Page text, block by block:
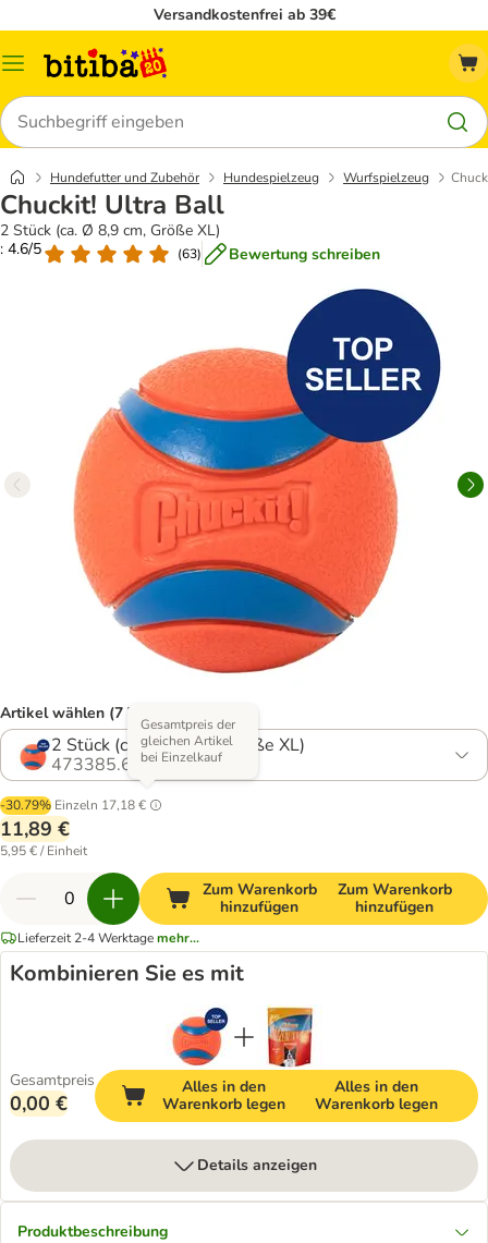
Versandkostenfrei ab 39€
Menü
Suchen
Hundefutter und Zubehör Hundespielzeug Wurfspielzeug
Chuckit! Ultra Ball
2 Stück (ca. Ø 8,9 cm, Größe XL)
: 4.6/5
(63) Bewertung schreiben
Artikel wählen (7 Varianten)
2 Stück (ca. Ø 8,9 cm, Größe XL)
473385.6
-30.79% Einzeln 17,18 €
Gesamtpreis der
gleichen Artikel
bei Einzelkauf
11,89 €
5,95 € / Einheit
Zum Warenkorb
hinzufügen
Zum Warenkorb
hinzufügen
Lieferzeit 2-4 Werktagemehr...
Kombinieren Sie es mit
Gesamtpreis
0,00 €
Alles in den
Warenkorb legen
Alles in den
Warenkorb legen
Details anzeigen
Produktbeschreibung